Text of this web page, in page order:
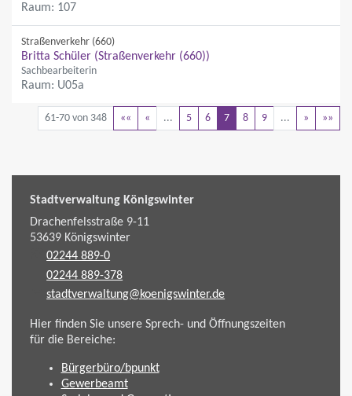
Raum: 107
Straßenverkehr (660)
Britta Schüler (Straßenverkehr (660))
Sachbearbeiterin
Raum: U05a
61-70 von 348 «« « ... 5 6 7 8 9 ... » »»
Stadtverwaltung Königswinter
Drachenfelsstraße 9-11
53639Königswinter
02244 889-0
02244 889-378
stadtverwaltung@koenigswinter.de
Hier finden Sie unsere Sprech- und Öffnungszeiten
für die Bereiche:
Bürgerbüro/bpunkt
Gewerbeamt